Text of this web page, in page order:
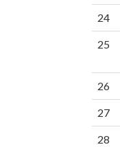
24
25
26
27
28